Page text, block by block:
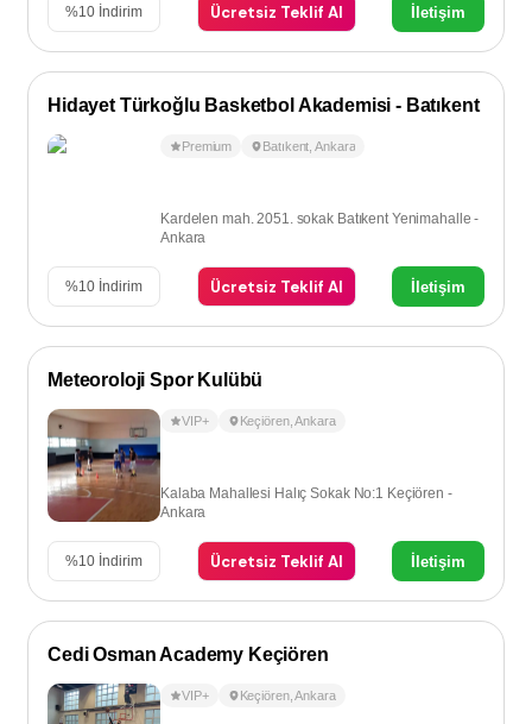
%10 İndirim Ücretsiz Teklif Al İletişim
Hidayet Türkoğlu Basketbol Akademisi - Batıkent
Premium Batıkent ,Ankara
Kardelen mah. 2051. sokak Batıkent Yenimahalle -
Ankara
%10 İndirim Ücretsiz Teklif Al İletişim
Meteoroloji Spor Kulübü
VIP+ Keçiören,Ankara
Kalaba Mahallesi Halıç Sokak No:1 Keçiören -
Ankara
%10 İndirim Ücretsiz Teklif Al İletişim
Cedi Osman Academy Keçiören
VIP+ Keçiören,Ankara